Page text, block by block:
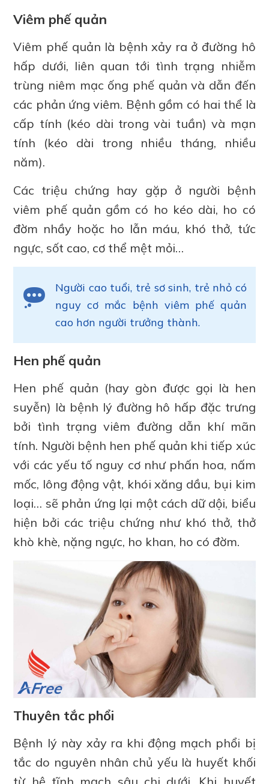
Viêm phế quản
Viêm phế quản là bệnh xảy ra ở đường hô
hấp dưới, liên quan tới tình trạng nhiễm
trùng niêm mạc ống phế quản và dẫn đến
các phản ứng viêm. Bệnh gồm có hai thể là
cấp tính (kéo dài trong vài tuần) và mạn
tính (kéo dài trong nhiều tháng, nhiều
năm).
Các triệu chứng hay gặp ở người bệnh
viêm phế quản gồm có ho kéo dài, ho có
đờm nhầy hoặc ho lẫn máu, khó thở, tức
ngực, sốt cao, cơ thể mệt mỏi…
Người cao tuổi, trẻ sơ sinh, trẻ nhỏ có
nguy cơ mắc bệnh viêm phế quản
cao hơn người trưởng thành.
Hen phế quản
Hen phế quản (hay gòn được gọi là hen
suyễn) là bệnh lý đường hô hấp đặc trưng
bởi tình trạng viêm đường dẫn khí mãn
tính. Người bệnh hen phế quản khi tiếp xúc
với các yếu tố nguy cơ như phấn hoa, nấm
mốc, lông động vật, khói xăng dầu, bụi kim
loại… sẽ phản ứng lại một cách dữ dội, biểu
hiện bởi các triệu chứng như khó thở, thở
khò khè, nặng ngực, ho khan, ho có đờm.
Thuyên tắc phổi
Bệnh lý này xảy ra khi động mạch phổi bị
tắc do nguyên nhân chủ yếu là huyết khối